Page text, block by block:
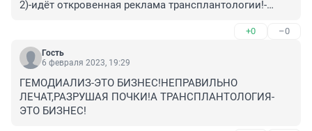
2)-идёт откровенная реклама трансплантологии!-
миллиардера,которого хорошо отимели в прямом и
переносном смысле!,
3)сейчас молодых не спасают(дтп и т.п.), а пускают за
с ними цепочка руковолства ради денег не гнушаются
и пожилыми,
4)-знайте про гемодиализ!-шлаки очищаются
+0 –0
Гость
6 февраля 2023, 19:29
ГЕМОДИАЛИЗ-ЭТО БИЗНЕС!НЕПРАВИЛЬНО
ЛЕЧАТ,РАЗРУШАЯ ПОЧКИ!А ТРАНСПЛАНТОЛОГИЯ-
ЭТО БИЗНЕС!